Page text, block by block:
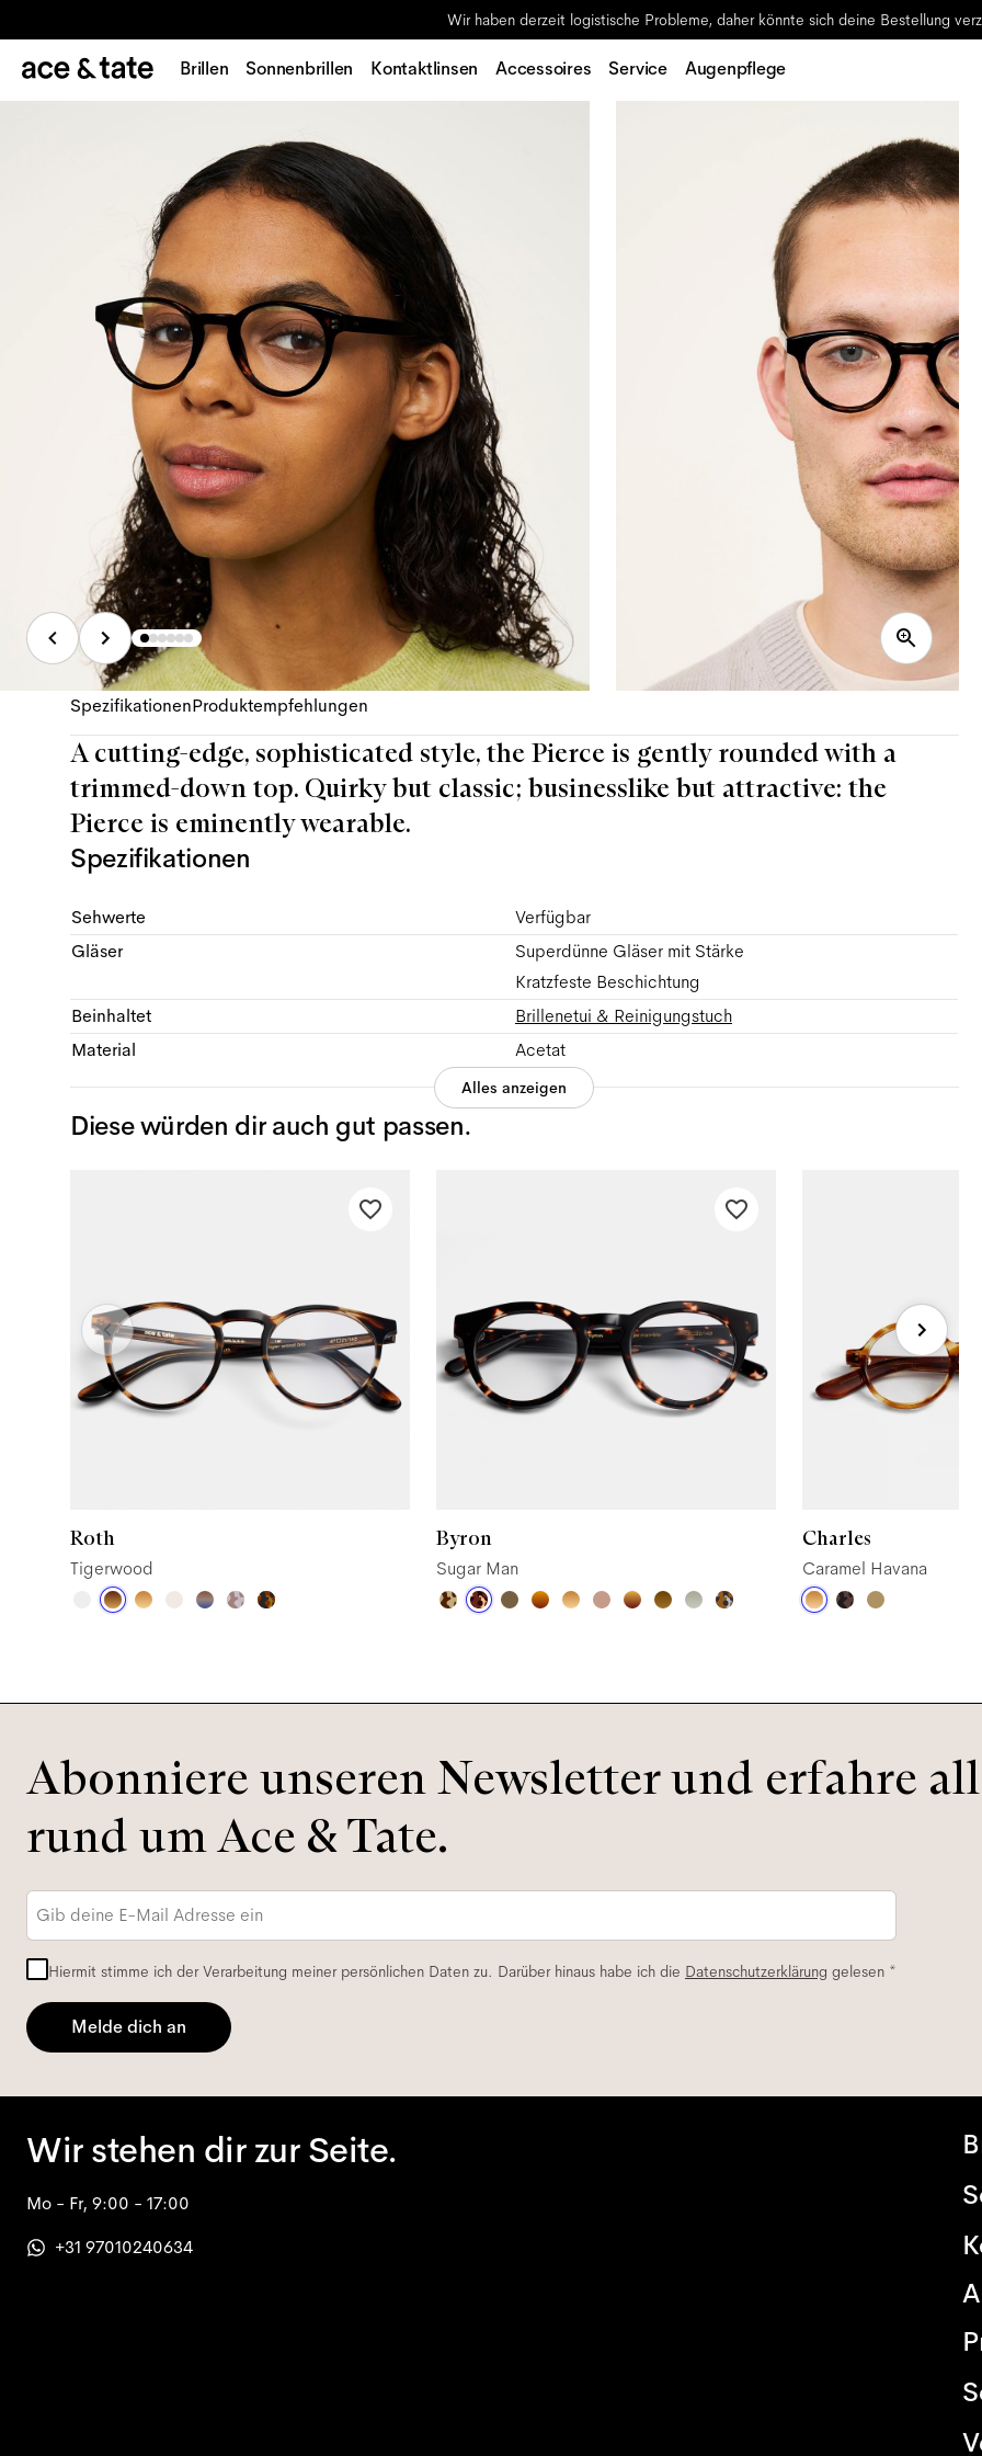
Wir haben derzeit logistische Probleme, daher könnte sich deine Bestellung
Brillen Sonnenbrillen Kontaktlinsen Accessoires Service Augenpflege
SpezifikationenProduktempfehlungen
A cutting-edge, sophisticated style, the Pierce is gently rounded with a
trimmed-down top. Quirky but classic; businesslike but attractive: the
Pierce is eminently wearable.
Spezifikationen
Sehwerte
Verfügbar
Gläser
Superdünne Gläser mit Stärke
Kratzfeste Beschichtung
Beinhaltet
Brillenetui & Reinigungstuch
Material
Acetat
Alles anzeigen
Diese würden dir auch gut passen.
Roth
Tigerwood
Byron
Sugar Man
Charles
Caramel Havana
Abonniere unseren Newsletter und erfahre
rund um Ace & Tate.
Adresse
Hiermit stimme ich der Verarbeitung meiner persönlichen Daten zu. Darüber hinaus habe ich die Datenschutzerklärung gelesen *
Melde dich an
Wir stehen dir zur Seite.
Mo - Fr, 9:00 - 17:00
+31 97010240634